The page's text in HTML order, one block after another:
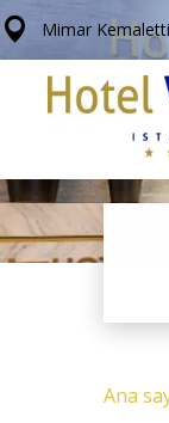
Mimar
Ana